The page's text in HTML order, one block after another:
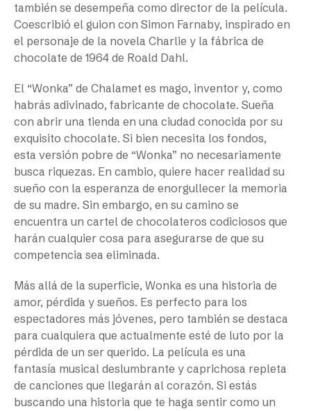
también se desempeña como director de la película.
Coescribió el guion con Simon Farnaby, inspirado en
el personaje de la novela Charlie y la fábrica de
chocolate de 1964 de Roald Dahl.
El “Wonka” de Chalamet es mago, inventor y, como
habrás adivinado, fabricante de chocolate. Sueña
con abrir una tienda en una ciudad conocida por su
exquisito chocolate. Si bien necesita los fondos,
esta versión pobre de “Wonka” no necesariamente
busca riquezas. En cambio, quiere hacer realidad su
sueño con la esperanza de enorgullecer la memoria
de su madre. Sin embargo, en su camino se
encuentra un cartel de chocolateros codiciosos que
harán cualquier cosa para asegurarse de que su
competencia sea eliminada.
Más allá de la superficie, Wonka es una historia de
amor, pérdida y sueños. Es perfecto para los
espectadores más jóvenes, pero también se destaca
para cualquiera que actualmente esté de luto por la
pérdida de un ser querido. La película es una
fantasía musical deslumbrante y caprichosa repleta
de canciones que llegarán al corazón. Si estás
buscando una historia que te haga sentir como un